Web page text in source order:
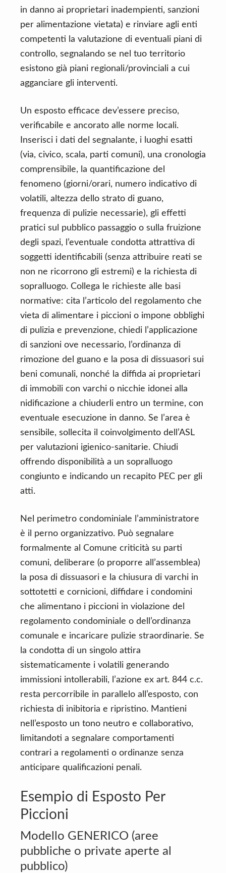
in danno ai proprietari inadempienti, sanzioni
per alimentazione vietata) e rinviare agli enti
competenti la valutazione di eventuali piani di
controllo, segnalando se nel tuo territorio
esistono già piani regionali/provinciali a cui
agganciare gli interventi.
Un esposto efficace dev’essere preciso,
verificabile e ancorato alle norme locali.
Inserisci i dati del segnalante, i luoghi esatti
(via, civico, scala, parti comuni), una cronologia
comprensibile, la quantificazione del
fenomeno (giorni/orari, numero indicativo di
volatili, altezza dello strato di guano,
frequenza di pulizie necessarie), gli effetti
pratici sul pubblico passaggio o sulla fruizione
degli spazi, l’eventuale condotta attrattiva di
soggetti identificabili (senza attribuire reati se
non ne ricorrono gli estremi) e la richiesta di
sopralluogo. Collega le richieste alle basi
normative: cita l’articolo del regolamento che
vieta di alimentare i piccioni o impone obblighi
di pulizia e prevenzione, chiedi l’applicazione
di sanzioni ove necessario, l’ordinanza di
rimozione del guano e la posa di dissuasori sui
beni comunali, nonché la diffida ai proprietari
di immobili con varchi o nicchie idonei alla
nidificazione a chiuderli entro un termine, con
eventuale esecuzione in danno. Se l’area è
sensibile, sollecita il coinvolgimento dell’ASL
per valutazioni igienico-sanitarie. Chiudi
offrendo disponibilità a un sopralluogo
congiunto e indicando un recapito PEC per gli
atti.
Nel perimetro condominiale l’amministratore
è il perno organizzativo. Può segnalare
formalmente al Comune criticità su parti
comuni, deliberare (o proporre all’assemblea)
la posa di dissuasori e la chiusura di varchi in
sottotetti e cornicioni, diffidare i condomini
che alimentano i piccioni in violazione del
regolamento condominiale o dell’ordinanza
comunale e incaricare pulizie straordinarie. Se
la condotta di un singolo attira
sistematicamente i volatili generando
immissioni intollerabili, l’azione ex art. 844 c.c.
resta percorribile in parallelo all’esposto, con
richiesta di inibitoria e ripristino. Mantieni
nell’esposto un tono neutro e collaborativo,
limitandoti a segnalare comportamenti
contrari a regolamenti o ordinanze senza
anticipare qualificazioni penali.
Esempio di Esposto Per
Piccioni
Modello GENERICO (aree
pubbliche o private aperte al
pubblico)